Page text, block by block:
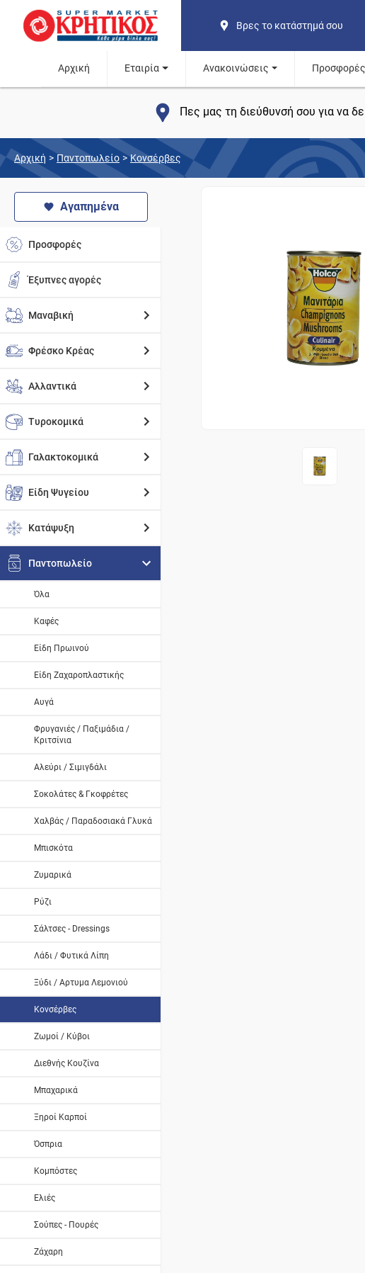
Βρες το κατάστημά σου
Αρχική Εταιρία Ανακοινώσεις Προσφορές
Πες μας τη διεύθυνσή σου για να
Αρχική > Παντοπωλείο > Κονσέρβες
Αγαπημένα
Προσφορές
Έξυπνες αγορές
Μαναβική
Φρέσκο Κρέας
Αλλαντικά
Τυροκομικά
Γαλακτοκομικά
Είδη Ψυγείου
Κατάψυξη
Παντοπωλείο
Όλα
Καφές
Είδη Πρωινού
Είδη Ζαχαροπλαστικής
Αυγά
Φρυγανιές / Παξιμάδια /
Κριτσίνια
Αλεύρι / Σιμιγδάλι
Σοκολάτες & Γκοφρέτες
Χαλβάς / Παραδοσιακά Γλυκά
Μπισκότα
Ζυμαρικά
Ρύζι
Σάλτσες - Dressings
Λάδι / Φυτικά Λίπη
Ξύδι / Αρτυμα Λεμονιού
Κονσέρβες
Ζωμοί / Κύβοι
Διεθνής Κουζίνα
Μπαχαρικά
Ξηροί Καρποί
Όσπρια
Κομπόστες
Ελιές
Σούπες - Πουρές
Ζάχαρη